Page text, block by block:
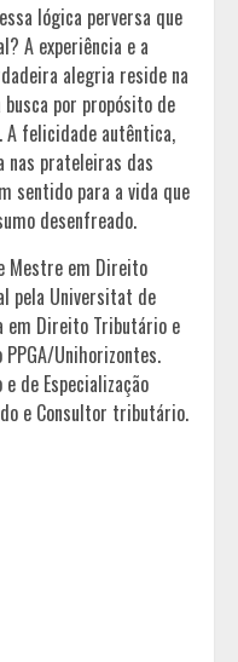
lógica perversa que
A experiência e a
alegria reside na
por propósito de
A felicidade autêntica,
nas prateleiras das
sentido para a vida que
desenfreado.
Mestre em Direito
pela Universitat de
em Direito Tributário e
Unihorizontes.
de Especialização
e Consultor tributário.